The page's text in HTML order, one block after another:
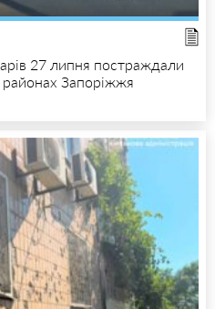
27 липня постраждали
Запоріжжя